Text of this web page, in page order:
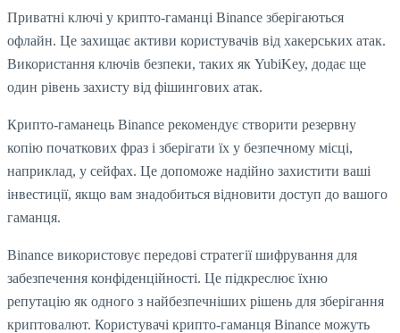
Приватні ключі у крипто-гаманці Binance зберігаються
офлайн. Це захищає активи користувачів від хакерських атак.
Використання ключів безпеки, таких як YubiKey, додає ще
один рівень захисту від фішингових атак.
Крипто-гаманець Binance рекомендує створити резервну
копію початкових фраз і зберігати їх у безпечному місці,
наприклад, у сейфах. Це допоможе надійно захистити ваші
інвестиції, якщо вам знадобиться відновити доступ до вашого
гаманця.
Binance використовує передові стратегії шифрування для
забезпечення конфіденційності. Це підкреслює їхню
репутацію як одного з найбезпечніших рішень для зберігання
криптовалют. Користувачі крипто-гаманця Binance можуть